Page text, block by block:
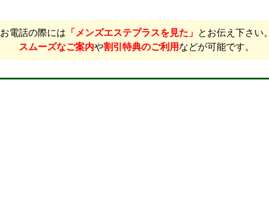
お電話の際には 「メンズエステプラスを見た」 とお伝え下さい。
スムーズなご案内や割引特典のご利用 などが可能です。